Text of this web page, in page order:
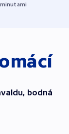
minutami
bodná